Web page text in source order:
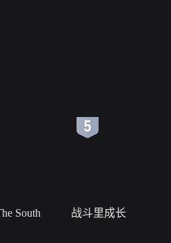
South
战斗里成长